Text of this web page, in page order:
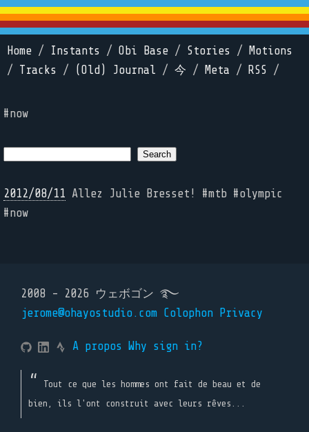
Home / Instants / Obi Base / Stories /
Motions
/ Tracks / (Old) Journal / 今 / Meta / RSS /
#now
2012/08/11 Allez Julie Bresset! #mtb #olympic
#now
2008 - 2026 ウェボゴン ࿐
jerome@ohayostudio.com Colophon Privacy
A propos Why sign in?
Tout ce que les hommes ont fait de beau et de
bien, ils l'ont construit avec leurs rêves...